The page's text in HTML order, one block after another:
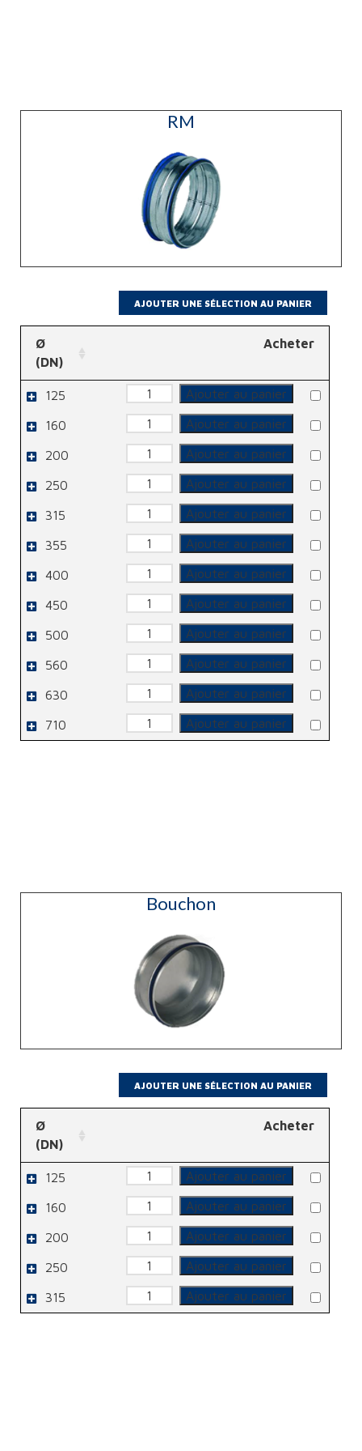
RM
Ø
(DN)
Acheter
125 quantité
de
RM
Ajouter au panier
160 quantité
de
RM
Ajouter au panier
200 quantité
de
RM
Ajouter au panier
250 quantité
de
RM
Ajouter au panier
315 quantité
de
RM
Ajouter au panier
355 quantité
de
RM
Ajouter au panier
400 quantité
de
RM
Ajouter au panier
450 quantité
de
RM
Ajouter au panier
500 quantité
de
RM
Ajouter au panier
560 quantité
de
RM
Ajouter au panier
630 quantité
de
RM
Ajouter au panier
710 quantité
de
RM
Ajouter au panier
Bouchon
Ø
(DN)
Acheter
125 quantité
de
Bouchon
Ajouter au panier
160 quantité
de
Bouchon
Ajouter au panier
200 quantité
de
Bouchon
Ajouter au panier
250 quantité
de
Bouchon
Ajouter au panier
315 quantité
de
Bouchon
Ajouter au panier